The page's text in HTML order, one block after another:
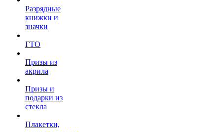
Разрядные
книжки и
значки
ГТО
Призы из
акрила
Призы и
подарки из
стекла
Плакетки,